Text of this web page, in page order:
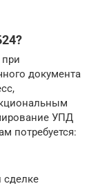
документа
УПД
потребуется:
сделке